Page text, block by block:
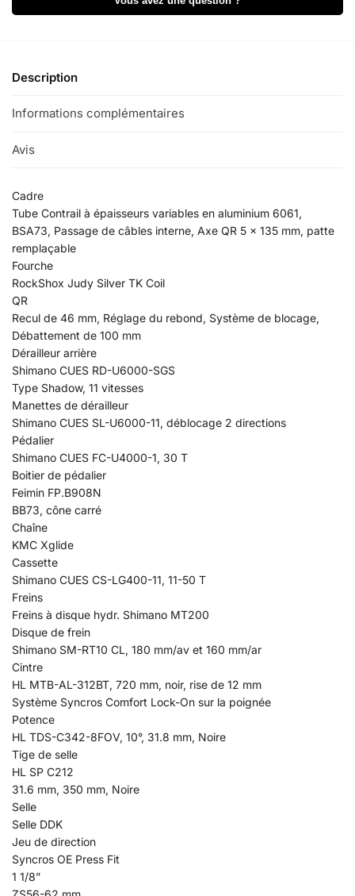
:
Description
Informations complémentaires
Avis
Cadre
Tube Contrail à épaisseurs variables en aluminium 6061,
BSA73, Passage de câbles interne, Axe QR 5 x 135 mm, patte
remplaçable
Fourche
RockShox Judy Silver TK Coil
QR
Recul de 46 mm, Réglage du rebond, Système de blocage,
Débattement de 100 mm
Dérailleur arrière
Shimano CUES RD-U6000-SGS
Type Shadow, 11 vitesses
Manettes de dérailleur
Shimano CUES SL-U6000-11, déblocage 2 directions
Pédalier
Shimano CUES FC-U4000-1, 30 T
Boitier de pédalier
Feimin FP.B908N
BB73, cône carré
Chaîne
KMC Xglide
Cassette
Shimano CUES CS-LG400-11, 11-50 T
Freins
Freins à disque hydr. Shimano MT200
Disque de frein
Shimano SM-RT10 CL, 180 mm/av et 160 mm/ar
Cintre
HL MTB-AL-312BT, 720 mm, noir, rise de 12 mm
Système Syncros Comfort Lock-On sur la poignée
Potence
HL TDS-C342-8FOV, 10°, 31.8 mm, Noire
Tige de selle
HL SP C212
31.6 mm, 350 mm, Noire
Selle
Selle DDK
Jeu de direction
Syncros OE Press Fit
1 1/8”